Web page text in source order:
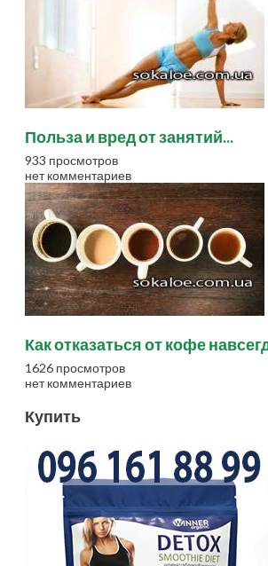
Польза и вред от занятий...
933 просмотров
нет комментариев
Как отказаться от кофе
1626 просмотров
нет комментариев
Купить